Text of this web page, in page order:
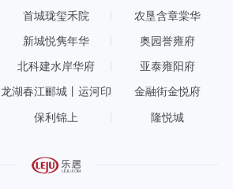
首城珑玺禾院 农垦含章棠华
新城悦隽年华 奥园誉雍府
北科建水岸华府 亚泰雍阳府
龙湖春江郦城丨运河印 金融街金悦府
保利锦上 隆悦城